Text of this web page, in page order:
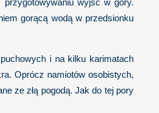
wyjść w góry.
gorącą wodą w przedsionku
i na kilku karimatach
Oprócz namiotów osobistych,
ze złą pogodą. Jak do tej pory